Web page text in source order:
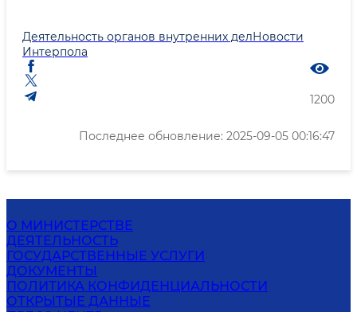
Деятельность органов внутренних делНовости
Интерпола
1200
Последнее обновление: 2025-09-05 00:16:47
О МИНИСТЕРСТВЕ
ДЕЯТЕЛЬНОСТЬ
ГОСУДАРСТВЕННЫЕ УСЛУГИ
ДОКУМЕНТЫ
ПОЛИТИКА КОНФИДЕНЦИАЛЬНОСТИ
ОТКРЫТЫЕ ДАННЫЕ